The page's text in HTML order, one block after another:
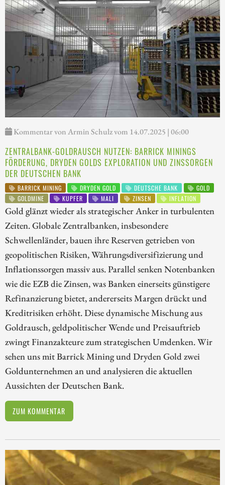
Kommentar von Armin Schulz vom 14.07.2025 | 06:00
ZENTRALBANK-GOLDRAUSCH NUTZEN: BARRICK MININGS
FÖRDERUNG, DRYDEN GOLDS EXPLORATION UND ZINSSORGEN
DER DEUTSCHEN BANK
BARRICK MINING DRYDEN GOLD DEUTSCHE BANK
GOLD
GOLDMINE
KUPFER MALI ZINSEN INFLATION
Gold glänzt wieder als strategischer Anker in turbulenten
Zeiten. Globale Zentralbanken, insbesondere
Schwellenländer, bauen ihre Reserven getrieben von
geopolitischen Risiken, Währungsdiversifizierung und
Inflationssorgen massiv aus. Parallel senken Notenbanken
wie die EZB die Zinsen, was Banken einerseits günstigere
Refinanzierung bietet, andererseits Margen drückt und
Kreditrisiken erhöht. Diese dynamische Mischung aus
Goldrausch, geldpolitischer Wende und Preisauftrieb
zwingt Finanzakteure zum strategischen Umdenken. Wir
sehen uns mit Barrick Mining und Dryden Gold zwei
Goldunternehmen an und analysieren die aktuellen
Aussichten der Deutschen Bank.
ZUM KOMMENTAR